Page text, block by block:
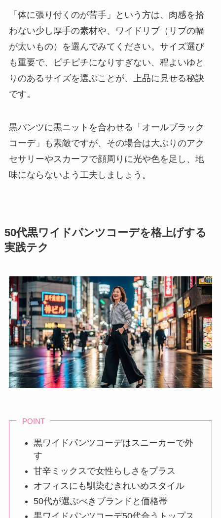
「体に張り付くのが苦手」という方は、肉感を拾
わない少し厚手の素材や、ワイドリブ（リブの幅
が太いもの）を選んでみてください。サイズ選び
も重要で、ピチピチになりすぎない、程よいゆと
りのあるサイズを選ぶことが、上品に見せる秘訣
です。
黒パンツに黒ニットを合わせる「オールブラック
コーデ」も素敵ですが、その場合は大ぶりのアク
セサリーやスカーフで顔周りに光や色を足し、地
味にならないよう工夫しましょう。
50代黒ワイドパンツコーデを格上げする
実践テク
POINT
黒ワイドパンツコーデはスニーカーで外
す
甘辛ミックスで女性らしさをプラス
オフィスにも馴染むきれいめスタイル
50代が選ぶべきブランドと価格帯